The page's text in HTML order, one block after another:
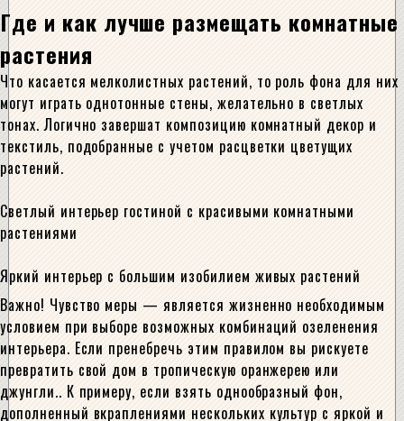
Где и как лучше размещать комнатные
растения
Что касается мелколистных растений, то роль фона для них
могут играть однотонные стены, желательно в светлых
тонах. Логично завершат композицию комнатный декор и
текстиль, подобранные с учетом расцветки цветущих
растений.
Светлый интерьер гостиной с красивыми комнатными
растениями
Яркий интерьер с большим изобилием живых растений
Важно! Чувство меры — является жизненно необходимым
условием при выборе возможных комбинаций озеленения
интерьера. Если пренебречь этим правилом вы рискуете
превратить свой дом в тропическую оранжерею или
джунгли.. К примеру, если взять однообразный фон,
дополненный вкраплениями нескольких культур с яркой и